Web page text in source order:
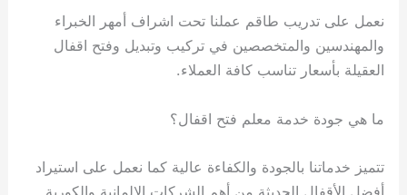
نعمل على تدريب طاقم عملنا تحت اشراف أمهر الخبراء
والمهندسين والمتخصصين في تركيب وتبديل وفتح اقفال
العقيلة بأسعار تناسب كافة العملاء.
ما هي جودة خدمة معلم فتح اقفال؟
تتميز خدماتنا بالجودة والكفاءة عالية كما نعمل على استيراد
أفضل الأقفال الحديثة من أهم الشركات الالمانية والكورية